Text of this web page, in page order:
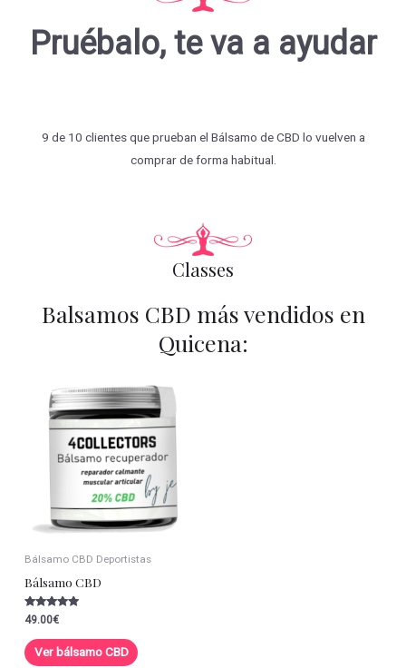
Pruébalo, te va a ayudar
9 de 10 clientes que prueban el Bálsamo de CBD lo vuelven a
comprar de forma habitual.
Classes
Balsamos CBD más vendidos en
Quicena:
Bálsamo CBD Deportistas
Bálsamo CBD
Valorado con
5.00
de 5
49.00€
Ver bálsamo CBD